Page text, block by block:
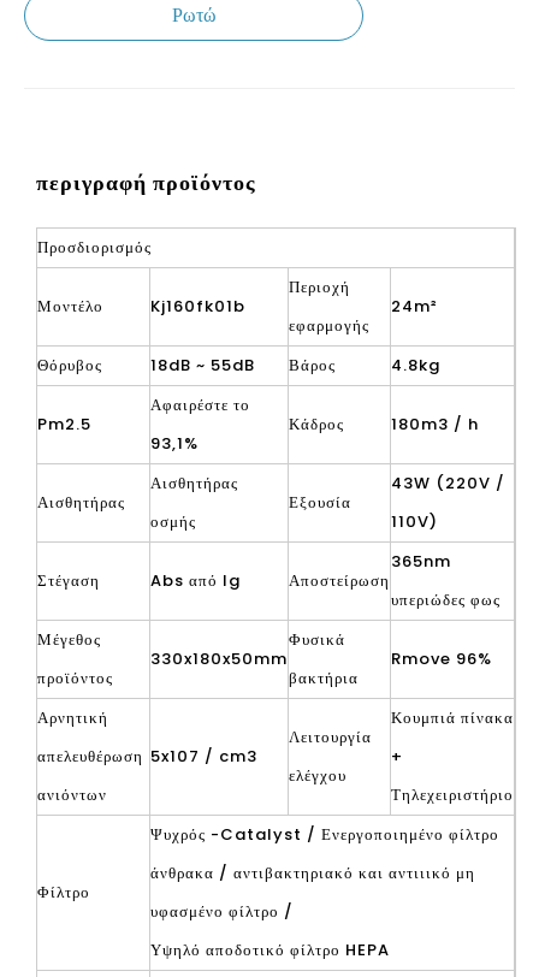
Ρωτώ
περιγραφή προϊόντος
Προσδιορισμός
Μοντέλο Kj160fk01b
Περιοχή
εφαρμογής
24m²
Θόρυβος 18dB ~ 55dB Βάρος 4.8kg
Pm2.5
Αφαιρέστε το
93,1%
Κάδρος 180m3 / h
Αισθητήρας
Αισθητήρας
οσμής
Εξουσία
43W (220V /
110V)
Στέγαση Abs από lg Αποστείρωση
365nm
υπεριώδες φως
Μέγεθος
προϊόντος
330x180x50mm
Φυσικά
βακτήρια
Rmove 96%
Αρνητική
απελευθέρωση
ανιόντων
5x107 / cm3
Λειτουργία
ελέγχου
Κουμπιά πίνακα
+
Τηλεχειριστήριο
Φίλτρο
Ψυχρός -Catalyst / Ενεργοποιημένο φίλτρο
άνθρακα / αντιβακτηριακό και αντιιικό μη
υφασμένο φίλτρο /
Υψηλό αποδοτικό φίλτρο HEPA